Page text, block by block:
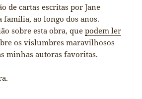
de cartas escritas por Jane
família, ao longo dos anos.
sobre esta obra, quepodem ler
os vislumbres maravilhosos
minhas autoras favoritas.